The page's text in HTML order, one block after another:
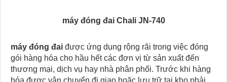
máy đóng đai Chali JN-740
máy đóng đai được ứng dụng rộng rãi trong việc đóng
gói hàng hóa cho hầu hết các đơn vị từ sản xuất đến
thương mại, dịch vụ hay nhà phân phối. Trước khi hàng
hóa được vận chuyển đi giao hoặc lưu trữ tại kho phải